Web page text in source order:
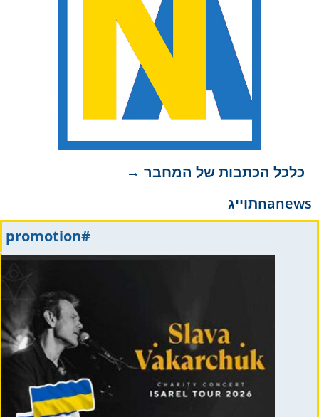
כלכל הכתבות של המחבר →
תוייגnanews
#promotion